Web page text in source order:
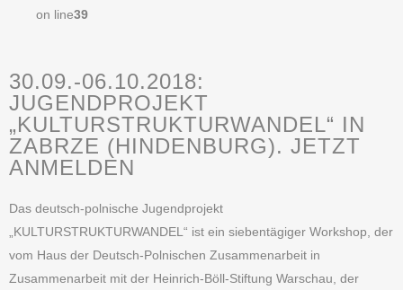
on line39
30.09.-06.10.2018:
JUGENDPROJEKT
„KULTURSTRUKTURWANDEL“ IN
ZABRZE (HINDENBURG). JETZT
ANMELDEN
Das deutsch-polnische Jugendprojekt
„KULTURSTRUKTURWANDEL“ ist ein siebentägiger Workshop, der
vom Haus der Deutsch-Polnischen Zusammenarbeit in
Zusammenarbeit mit der Heinrich-Böll-Stiftung Warschau, der